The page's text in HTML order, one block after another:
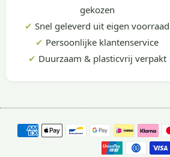
gekozen
✔ Snel geleverd uit eigen voorraad
✔ Persoonlijke klantenservice
✔ Duurzaam & plasticvrij verpakt